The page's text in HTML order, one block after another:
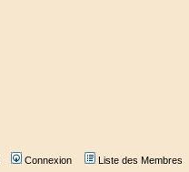
Connexion Liste des Membres